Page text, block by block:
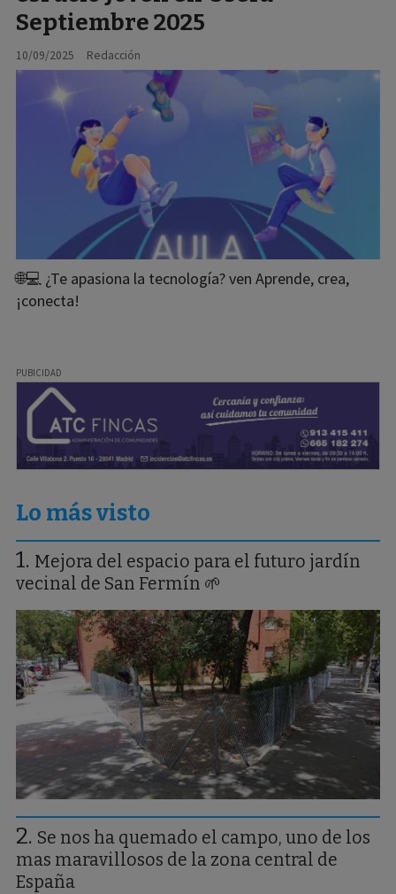
Septiembre 2025
Redacción
10/09/2025
🌐💻 ¿Te apasiona la tecnología? ven Aprende, crea,
¡conecta!
Lo más visto
Mejora del espacio para el futuro jardín
vecinal de San Fermín 🌱
Se nos ha quemado el campo, uno de los
mas maravillosos de la zona central de
España